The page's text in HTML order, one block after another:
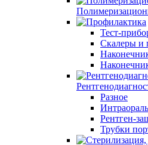
Тест-
Скалеры и
Разное
Рентген-
Трубки